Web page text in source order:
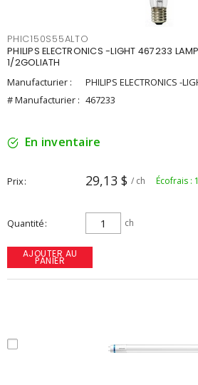
PHIC150S55ALTO
PHILIPS ELECTRONICS -LIGHT 467233
1/2GOLIATH
Manufacturier :
PHILIPS ELECTRONICS -
# Manufacturier : 467233
En inventaire
Prix 29,13 $ / ch Écofrais :
Quantité ch
AJOUTER AU
PANIER